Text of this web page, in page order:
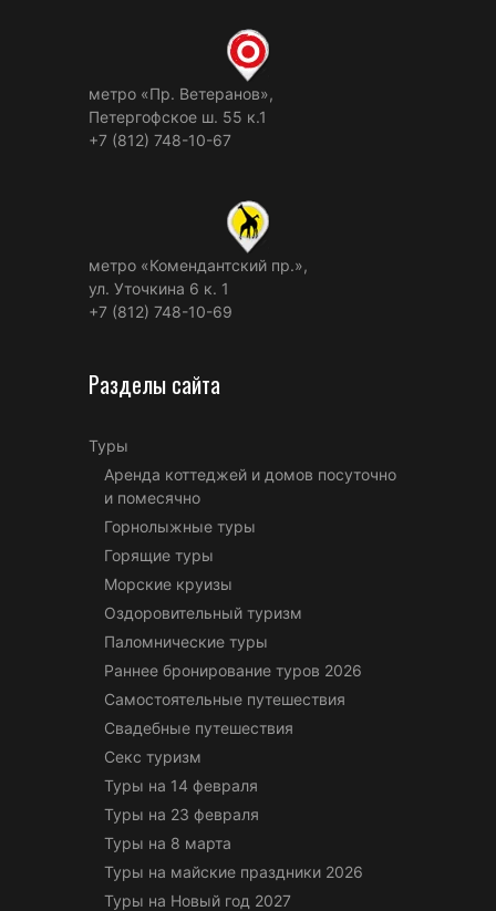
метро «Пр. Ветеранов»,
Петергофское ш. 55 к.1
+7 (812) 748-10-67
метро «Комендантский пр.»,
ул. Уточкина 6 к. 1
+7 (812) 748-10-69
Разделы сайта
Туры
Аренда коттеджей и домов посуточно
и помесячно
Горнолыжные туры
Горящие туры
Морские круизы
Оздоровительный туризм
Паломнические туры
Раннее бронирование туров 2026
Самостоятельные путешествия
Свадебные путешествия
Секс туризм
Туры на 14 февраля
Туры на 23 февраля
Туры на 8 марта
Туры на майские праздники 2026
Туры на Новый год 2027